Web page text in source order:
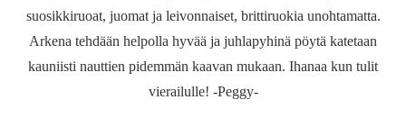
suosikkiruoat, juomat ja leivonnaiset, brittiruokia unohtamatta.
Arkena tehdään helpolla hyvää ja juhlapyhinä pöytä katetaan
kauniisti nauttien pidemmän kaavan mukaan. Ihanaa kun tulit
vierailulle! -Peggy-